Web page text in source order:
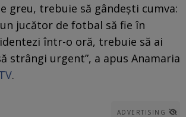
greu, trebuie să gândești cumva:
jucător de fotbal să fie în
într-o oră, trebuie să ai
strângi urgent”, a apus Anamaria
.
ADVERTISING